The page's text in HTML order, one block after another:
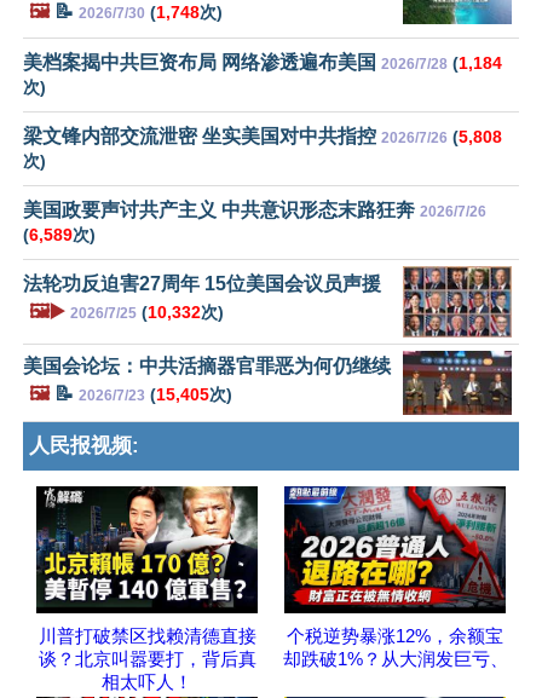
🖼️📝 2026/7/30 (1,748次)
美档案揭中共巨资布局 网络渗透遍布美国 2026/7/28 (1,184
次)
梁文锋内部交流泄密 坐实美国对中共指控 2026/7/26 (5,808
次)
美国政要声讨共产主义 中共意识形态末路狂奔 2026/7/26
(6,589次)
法轮功反迫害27周年 15位美国会议员声援
🖼️▶️ 2026/7/25 (10,332次)
美国会论坛：中共活摘器官罪恶为何仍继续
🖼️📝 2026/7/23 (15,405次)
人民报视频:
川普打破禁区找赖清德直接
谈？北京叫嚣要打，背后真
相太吓人！
个税逆势暴涨12%，余额宝
却跌破1%？从大润发巨亏、